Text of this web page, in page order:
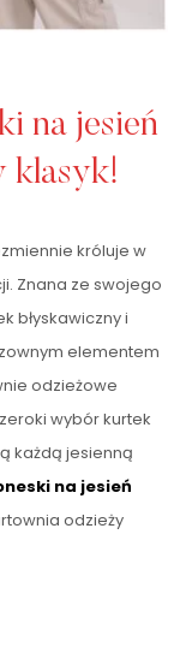
na jesień
klasyk!
króluje w
Znana ze swojego
błyskawiczny i
elementem
odzieżowe
wybór kurtek
każdą jesienną
na jesień
odzieży